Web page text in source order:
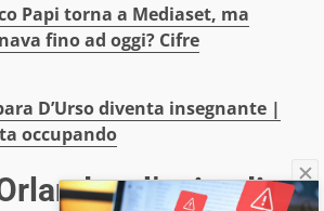
Papi torna a Mediaset, ma
fino ad oggi? Cifre
D’Urso diventa insegnante |
occupando
e l’episodio